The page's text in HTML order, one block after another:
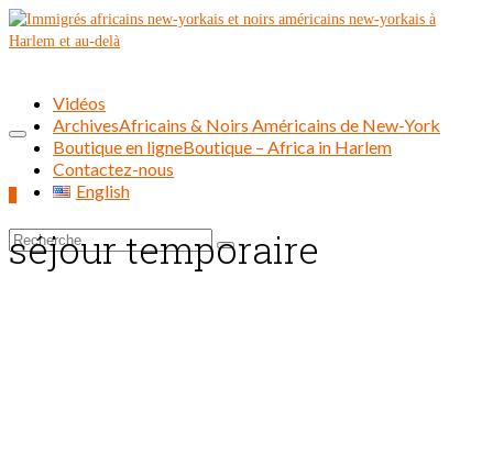
Rechercher :
Vidéos
ArchivesAfricains & Noirs Américains de New-York
Boutique en ligneBoutique – Africa in Harlem
Contactez-nous
English
séjour temporaire